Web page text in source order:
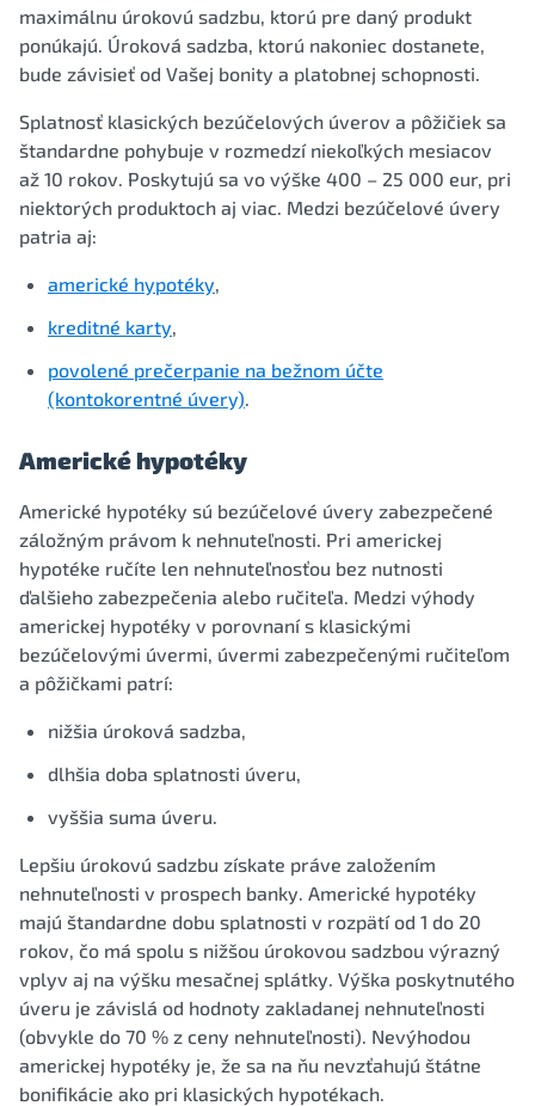
maximálnu úrokovú sadzbu, ktorú pre daný produkt
ponúkajú. Úroková sadzba, ktorú nakoniec dostanete,
bude závisieť od Vašej bonity a platobnej schopnosti.
Splatnosť klasických bezúčelových úverov a pôžičiek sa
štandardne pohybuje v rozmedzí niekoľkých mesiacov
až 10 rokov. Poskytujú sa vo výške 400 – 25 000 eur, pri
niektorých produktoch aj viac. Medzi bezúčelové úvery
patria aj:
americké hypotéky,
kreditné karty,
povolené prečerpanie na bežnom účte
(kontokorentné úvery).
Americké hypotéky
Americké hypotéky sú bezúčelové úvery zabezpečené
záložným právom k nehnuteľnosti. Pri americkej
hypotéke ručíte len nehnuteľnosťou bez nutnosti
ďalšieho zabezpečenia alebo ručiteľa. Medzi výhody
americkej hypotéky v porovnaní s klasickými
bezúčelovými úvermi, úvermi zabezpečenými ručiteľom
a pôžičkami patrí:
nižšia úroková sadzba,
dlhšia doba splatnosti úveru,
vyššia suma úveru.
Lepšiu úrokovú sadzbu získate práve založením
nehnuteľnosti v prospech banky. Americké hypotéky
majú štandardne dobu splatnosti v rozpätí od 1 do 20
rokov, čo má spolu s nižšou úrokovou sadzbou výrazný
vplyv aj na výšku mesačnej splátky. Výška poskytnutého
úveru je závislá od hodnoty zakladanej nehnuteľnosti
(obvykle do 70 % z ceny nehnuteľnosti). Nevýhodou
americkej hypotéky je, že sa na ňu nevzťahujú štátne
bonifikácie ako pri klasických hypotékach.